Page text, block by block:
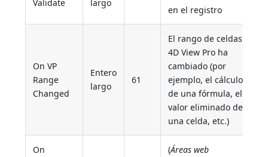
Validate
largo
en el registro
On VP
Range
Changed
Entero
largo
61
El rango de celdas
4D View Pro ha
cambiado (por
ejemplo, el cálculo
de una fórmula, el
valor eliminado de
una celda, etc.)
On
(Áreas web